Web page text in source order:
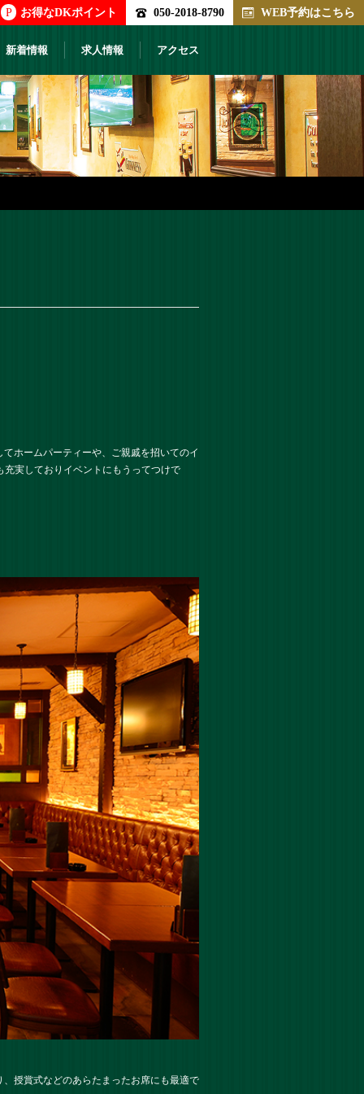
P お得なDKポイント 050-2018-8790 WEB予約はこちら
新着情報 求人情報 アクセス
ホームパーティーや、ご親戚を招いてのイ
実しておりイベントにもうってつけで
授賞式などのあらたまったお席にも最適で